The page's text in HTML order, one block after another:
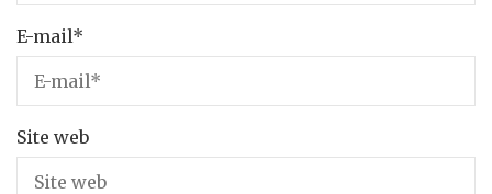
E-mail*
Site web